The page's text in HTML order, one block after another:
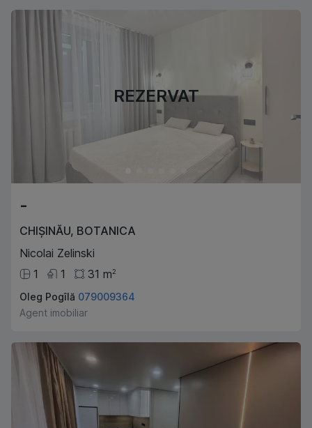
REZERVAT
-
CHIȘINĂU, BOTANICA
Nicolai Zelinski
1
1 31 m2
Oleg Pogîlă 079009364
Agent imobiliar